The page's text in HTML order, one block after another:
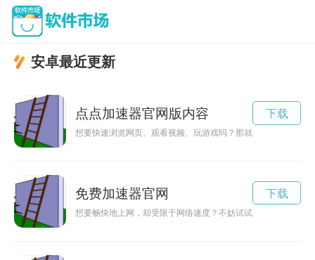
安卓最近更新
点点加速器官网版内容
想要快速浏览网页、观看视频、玩游戏吗？那就试试加点加速
下载
免费加速器官网
想要畅快地上网，却受限于网络速度？不妨试试一款好用又免
下载